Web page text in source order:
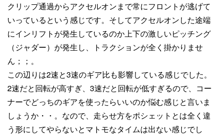
クリップ通過からアクセルオンまで常にフロントが逃げて
いっているという感じです。そしてアクセルオンした途端
にインリフトが発生しているのか上下の激しいピッチング
（ジャダー）が発生し、トラクションが全く掛かりませ
ん；；。
この辺りは2速と3速のギア比も影響している感じでした。
2速だと回転が高すぎ、3速だと回転が低すぎるので、コー
ナーでどっちのギアを使ったらいいのか悩む感じと言いま
しょうか・・。なので、走らせ方をポシェットとは全く違
う形にしてやらないとマトモなタイムは出ない感じでし